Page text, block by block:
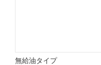
無給油タイプ